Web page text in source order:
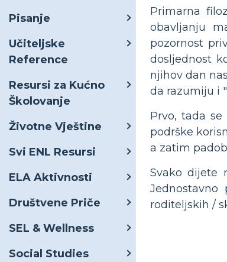
Pisanje
Učiteljske
Reference
Resursi za Kućno
Školovanje
Životne Vještine
Svi ENL Resursi
ELA Aktivnosti
Društvene Priče
SEL & Wellness
Social Studies
Primarna
obavljanju
pozornost
dosljednost
njihov dan
da razumiju i
Prvo, tada
podrške
a zatim
Svako dijete
roditeljskih /